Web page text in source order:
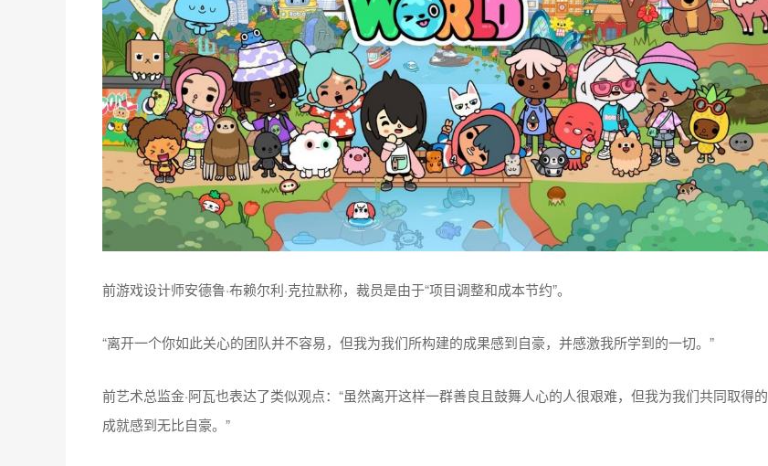
前游戏设计师安德鲁·布赖尔利·克拉默称，裁员是由于“项目调整和成本节约”。
“离开一个你如此关心的团队并不容易，但我为我们所构建的成果感到自豪，并感激我所学到的一切。”
前艺术总监金·阿瓦也表达了类似观点：“虽然离开这样一群善良且鼓舞人心的人很艰难，但我为我们共同取得的
成就感到无比自豪。”